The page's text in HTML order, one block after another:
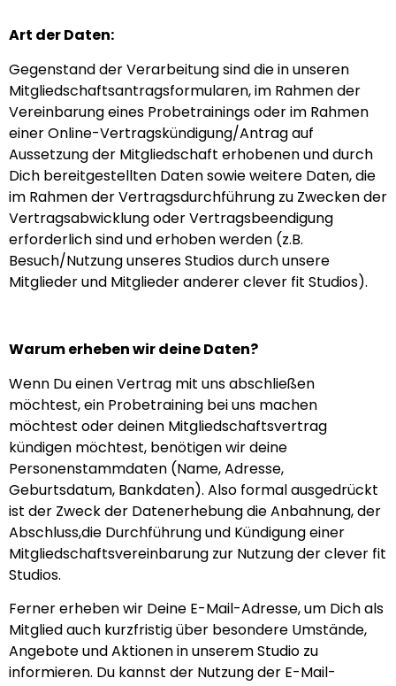
Art der Daten:
Gegenstand der Verarbeitung sind die in unseren
Mitgliedschaftsantragsformularen, im Rahmen der
Vereinbarung eines Probetrainings oder im Rahmen
einer Online-Vertragskündigung/Antrag auf
Aussetzung der Mitgliedschaft erhobenen und durch
Dich bereitgestellten Daten sowie weitere Daten, die
im Rahmen der Vertragsdurchführung zu Zwecken der
Vertragsabwicklung oder Vertragsbeendigung
erforderlich sind und erhoben werden (z.B.
Besuch/Nutzung unseres Studios durch unsere
Mitglieder und Mitglieder anderer clever fit Studios).
Warum erheben wir deine Daten?
Wenn Du einen Vertrag mit uns abschließen
möchtest, ein Probetraining bei uns machen
möchtest oder deinen Mitgliedschaftsvertrag
kündigen möchtest, benötigen wir deine
Personenstammdaten (Name, Adresse,
Geburtsdatum, Bankdaten). Also formal ausgedrückt
ist der Zweck der Datenerhebung die Anbahnung, der
Abschluss,die Durchführung und Kündigung einer
Mitgliedschaftsvereinbarung zur Nutzung der clever fit
Studios.
Ferner erheben wir Deine E-Mail-Adresse, um Dich als
Mitglied auch kurzfristig über besondere Umstände,
Angebote und Aktionen in unserem Studio zu
informieren. Du kannst der Nutzung der E-Mail-